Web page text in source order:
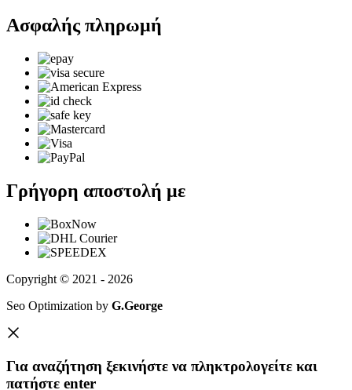
Ασφαλής πληρωμή
Γρήγορη αποστολή με
Copyright © 2021 - 2026
Seo Optimization by G.George
Για αναζήτηση ξεκινήστε να πληκτρολογείτε και
πατήστε enter